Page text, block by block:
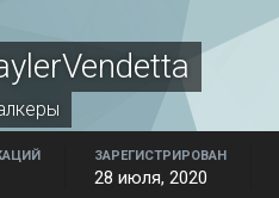
ЗАРЕГИСТРИРОВАН
28 июля, 2020